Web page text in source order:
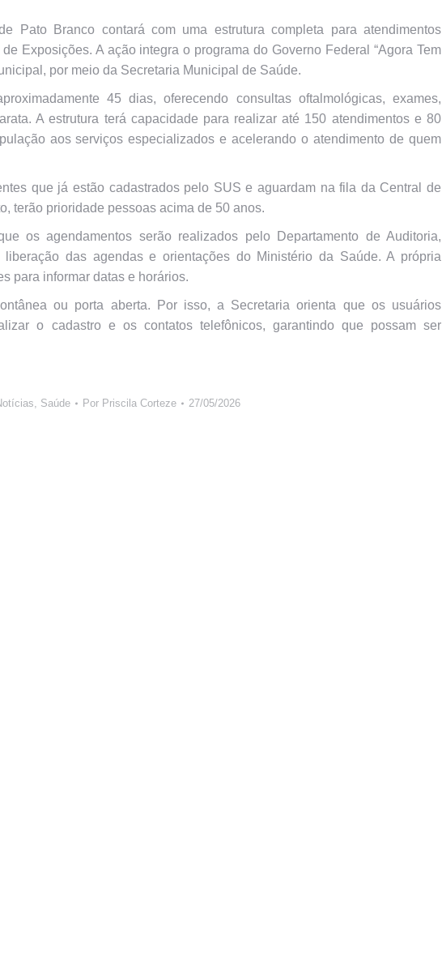
Pato Branco contará com uma estrutura completa para atendimentos
Exposições. A ação integra o programa do Governo Federal “Agora Tem
por meio da Secretaria Municipal de Saúde.
45 dias, oferecendo consultas oftalmológicas, exames,
A estrutura terá capacidade para realizar até 150 atendimentos e 80
aos serviços especializados e acelerando o atendimento de quem
que já estão cadastrados pelo SUS e aguardam na fila da Central de
terão prioridade pessoas acima de 50 anos.
os agendamentos serão realizados pelo Departamento de Auditoria,
das agendas e orientações do Ministério da Saúde. A própria
para informar datas e horários.
ou porta aberta. Por isso, a Secretaria orienta que os usuários
o cadastro e os contatos telefônicos, garantindo que possam ser
Saúde Por Priscila Corteze 27/05/2026